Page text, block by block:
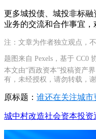
更多城投债、城投非标
业务的交流和合作事宜，
注：文章为作者独立观点，
题图来自 Pexels，基于 CC0
本文由“西政资本”投稿资产
有，未经授权，请勿转载，谢
原标题： 谁还在关注城市
城中村改造社会资本投资